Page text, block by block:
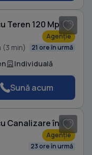
Casă individuală cu 5 camere cu Teren 120 Mp în Bucureștii Noi
Agenție
(3 min) 21 ore în urmă
Individuală
Sună acum
Casă individuală cu 7 camere cu Canalizare în Pipera
Agenție
23 ore în urmă